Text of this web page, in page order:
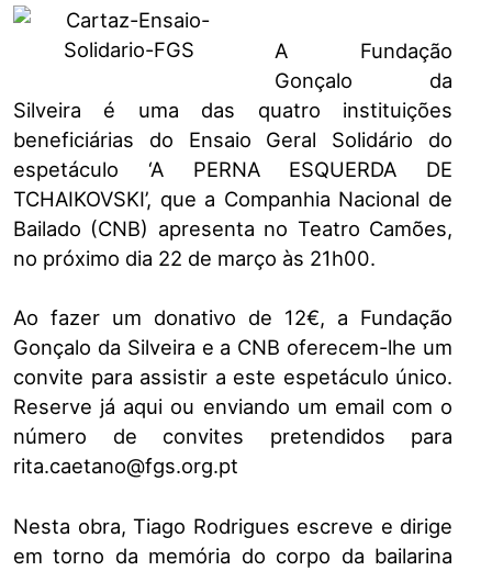
A Fundação
Gonçalo da
Silveira é uma das quatro instituições
beneficiárias do Ensaio Geral Solidário do
espetáculo ‘A PERNA ESQUERDA DE
TCHAIKOVSKI’, que a Companhia Nacional de
Bailado (CNB) apresenta no Teatro Camões,
no próximo dia 22 de março às 21h00.
Ao fazer um donativo de 12€, a Fundação
Gonçalo da Silveira e a CNB oferecem-lhe um
convite para assistir a este espetáculo único.
Reserve já aqui ou enviando um email com o
número de convites pretendidos para
rita.caetano@fgs.org.pt
Nesta obra, Tiago Rodrigues escreve e dirige
em torno da memória do corpo da bailarina